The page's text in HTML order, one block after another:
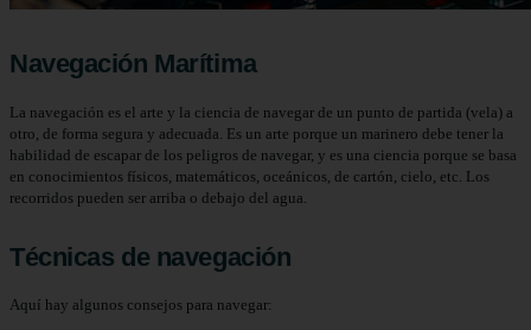
Navegación Marítima
La navegación es el arte y la ciencia de navegar de un punto de partida (vela) a
otro, de forma segura y adecuada. Es un arte porque un marinero debe tener la
habilidad de escapar de los peligros de navegar, y es una ciencia porque se basa
en conocimientos físicos, matemáticos, oceánicos, de cartón, cielo, etc. Los
recorridos pueden ser arriba o debajo del agua.
Técnicas de navegación
Aquí hay algunos consejos para navegar: